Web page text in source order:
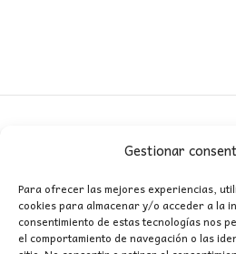
Gestionar
Para ofrecer las mejores experiencias,
cookies para almacenar y/o acceder a la
consentimiento de estas tecnologías nos
el comportamiento de navegación o las
MI CUENTA